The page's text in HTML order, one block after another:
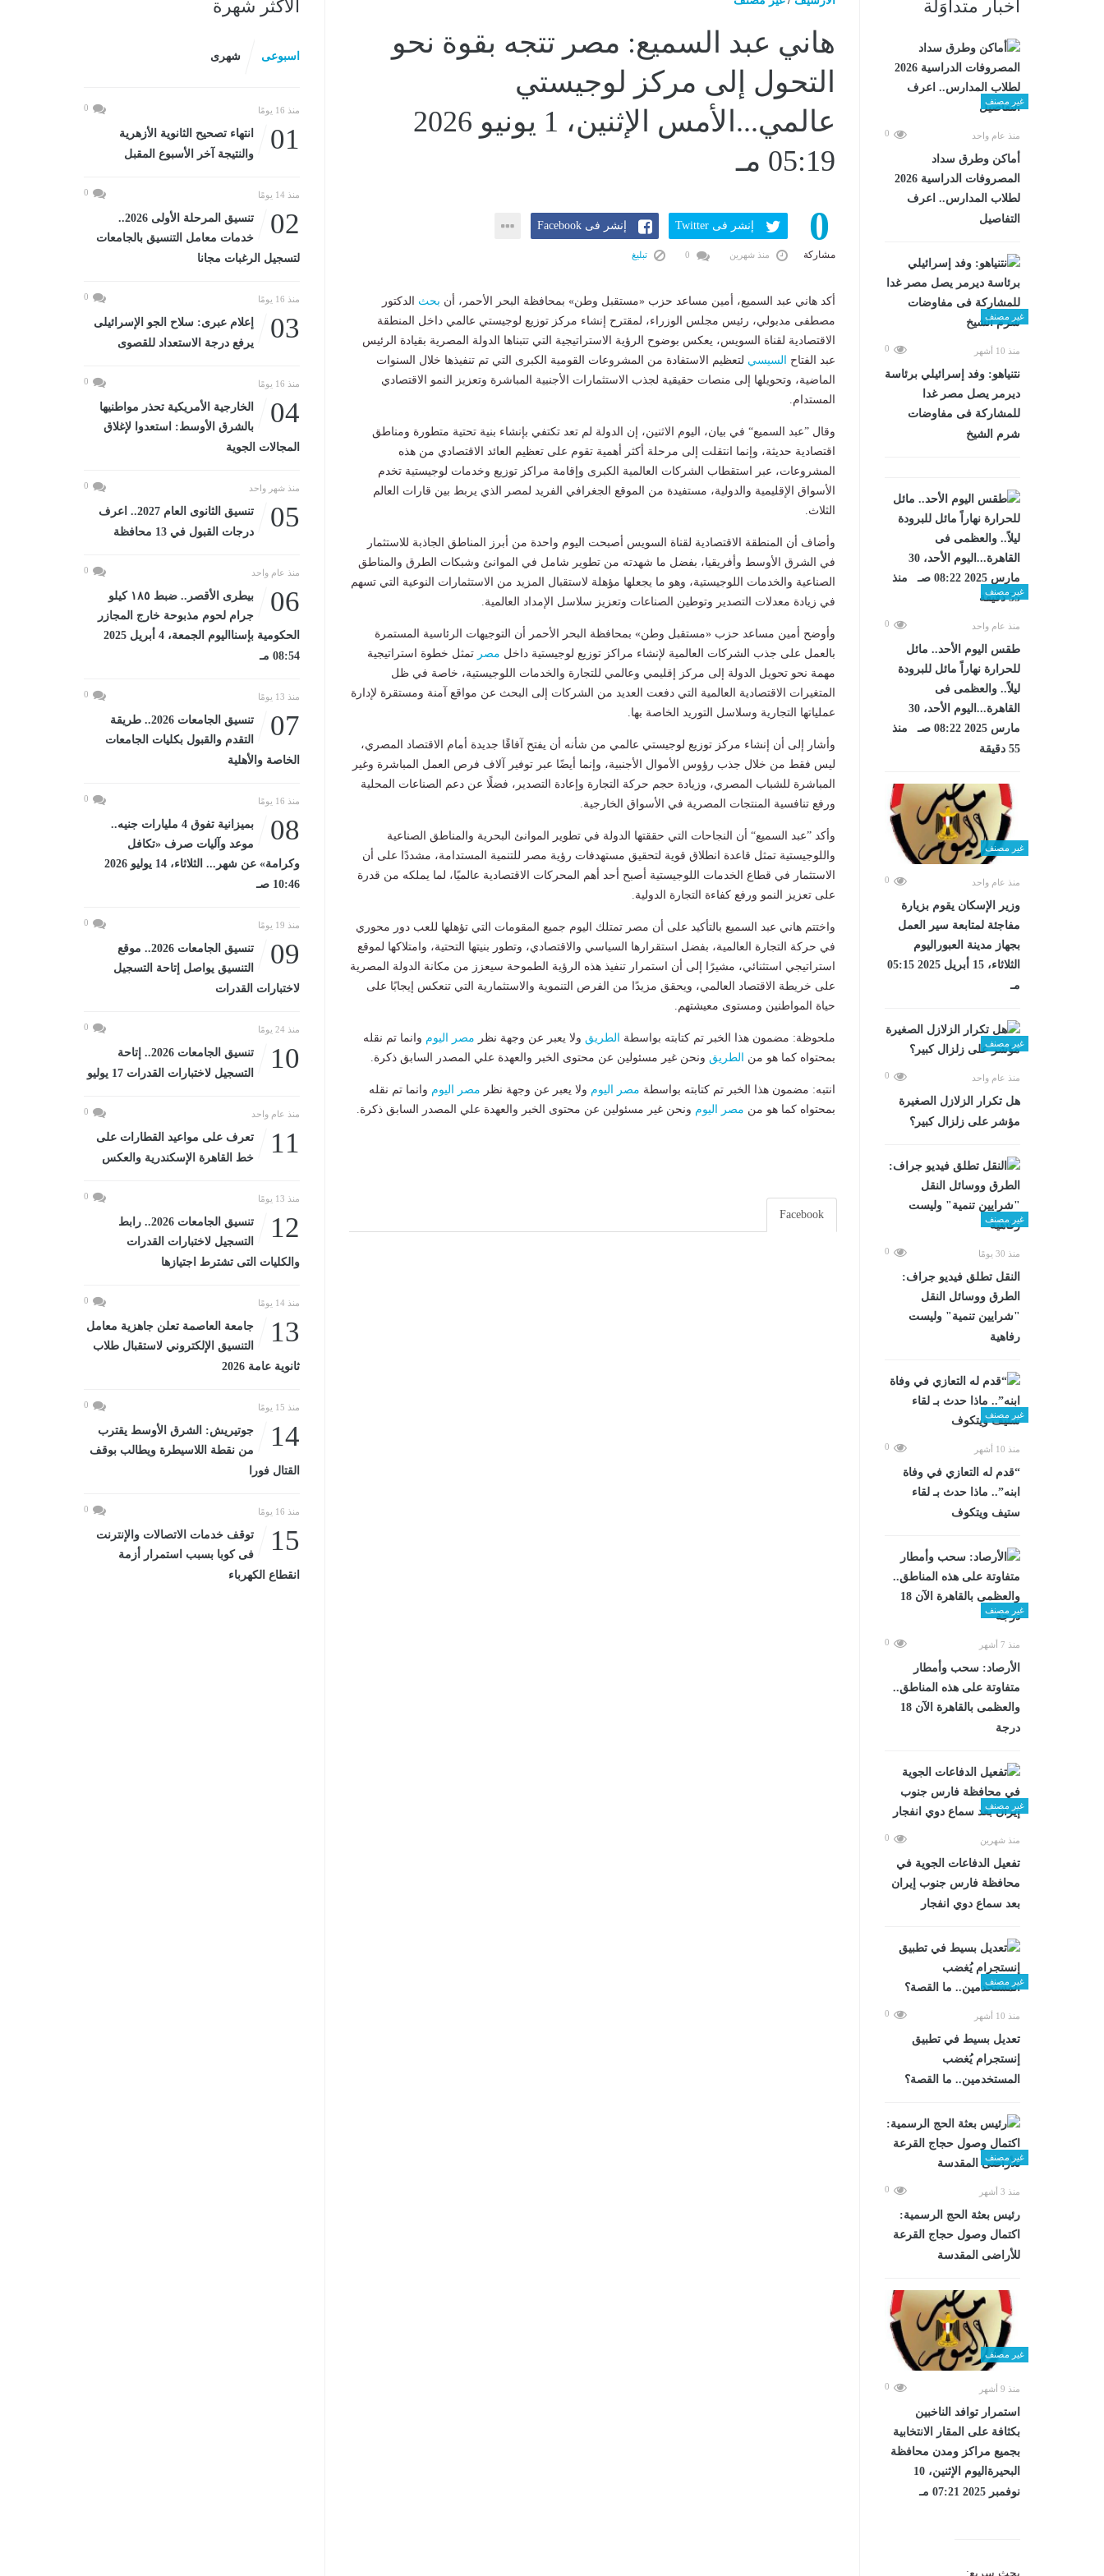
أخبار متداوَلة
غير مصنف
منذ عام واحد 0
أماكن وطرق سداد
المصروفات الدراسية 2026
لطلاب المدارس.. اعرف
التفاصيل
غير مصنف
منذ 10 أشهر 0
نتنياهو: وفد إسرائيلي برئاسة
ديرمر يصل مصر غدا
للمشاركة فى مفاوضات
شرم الشيخ
غير مصنف
منذ عام واحد 0
طقس اليوم الأحد.. مائل
للحرارة نهاراً مائل للبرودة
ليلاً.. والعظمى فى
القاهرة...اليوم الأحد، 30
مارس 2025 08:22 صـ منذ
55 دقيقة
غير مصنف
منذ عام واحد 0
وزير الإسكان يقوم بزيارة
مفاجئة لمتابعة سير العمل
بجهاز مدينة العبوراليوم
الثلاثاء، 15 أبريل 2025 05:15
مـ
غير مصنف
منذ عام واحد 0
هل تكرار الزلازل الصغيرة
مؤشر على زلزال كبير؟
غير مصنف
منذ 30 يومًا 0
​النقل تطلق فيديو جراف:
الطرق ووسائل النقل
"شرايين تنمية" وليست
رفاهية
غير مصنف
منذ 10 أشهر 0
“قدم له التعازي في وفاة
ابنه”.. ماذا حدث بـ لقاء
ستيف ويتكوف
غير مصنف
منذ 7 أشهر 0
الأرصاد: سحب وأمطار
متفاوتة على هذه المناطق..
والعظمى بالقاهرة الآن 18
درجة
غير مصنف
منذ شهرين 0
تفعيل الدفاعات الجوية في
محافظة فارس جنوب إيران
بعد سماع دوي انفجار
غير مصنف
منذ 10 أشهر 0
تعديل بسيط في تطبيق
إنستجرام يُغضب
المستخدمين.. ما القصة؟
غير مصنف
منذ 3 أشهر 0
رئيس بعثة الحج الرسمية:
اكتمال وصول حجاج القرعة
للأراضى المقدسة
غير مصنف
منذ 9 أشهر 0
استمرار توافد الناخبين
بكثافة على المقار الانتخابية
بجميع مراكز ومدن محافظة
البحيرةاليوم الإثنين، 10
نوفمبر 2025 07:21 مـ
بحث سريع:
هاني عبد السميع: مصر تتجه بقوة نحو
التحول إلى مركز لوجيستي
عالمي...الأمس الإثنين، 1 يونيو 2026
05:19 مـ
0
مشاركة
إنشر فى Twitter إنشر فى Facebook
منذ شهرين تبليغ
أكد هاني عبد السميع، أمين مساعد حزب «مستقبل وطن» بمحافظة البحر الأحمر، أن بحث الدكتور
مصطفى مدبولي، رئيس مجلس الوزراء، لمقترح إنشاء مركز توزيع لوجيستي عالمي داخل المنطقة
الاقتصادية لقناة السويس، يعكس بوضوح الرؤية الاستراتيجية التي تتبناها الدولة المصرية بقيادة الرئيس
عبد الفتاح
السيسي لتعظيم الاستفادة من المشروعات القومية الكبرى التي تم تنفيذها خلال السنوات
الماضية، وتحويلها إلى منصات حقيقية لجذب الاستثمارات الأجنبية المباشرة وتعزيز النمو الاقتصادي
المستدام.
وقال ”عبد السميع“ في بيان، اليوم الاثنين، إن الدولة لم تعد تكتفي بإنشاء بنية تحتية متطورة ومناطق
اقتصادية حديثة، وإنما انتقلت إلى مرحلة أكثر أهمية تقوم على تعظيم العائد الاقتصادي من هذه
المشروعات، عبر استقطاب الشركات العالمية الكبرى وإقامة مراكز توزيع وخدمات لوجيستية تخدم
الأسواق الإقليمية والدولية، مستفيدة من الموقع الجغرافي الفريد لمصر الذي يربط بين قارات العالم
الثلاث.
وأضاف أن المنطقة الاقتصادية لقناة السويس أصبحت اليوم واحدة من أبرز المناطق الجاذبة للاستثمار
في الشرق الأوسط وأفريقيا، بفضل ما شهدته من تطوير شامل في الموانئ وشبكات الطرق والمناطق
الصناعية والخدمات اللوجيستية، وهو ما يجعلها مؤهلة لاستقبال المزيد من الاستثمارات النوعية التي تسهم
في زيادة معدلات التصدير وتوطين الصناعات وتعزيز سلاسل الإمداد العالمية.
وأوضح أمين مساعد حزب «مستقبل وطن» بمحافظة البحر الأحمر أن التوجيهات الرئاسية المستمرة
بالعمل على جذب الشركات العالمية لإنشاء مراكز توزيع لوجيستية داخل مصر تمثل خطوة استراتيجية
مهمة نحو تحويل الدولة إلى مركز إقليمي وعالمي للتجارة والخدمات اللوجيستية، خاصة في ظل
المتغيرات الاقتصادية العالمية التي دفعت العديد من الشركات إلى البحث عن مواقع آمنة ومستقرة لإدارة
عملياتها التجارية وسلاسل التوريد الخاصة بها.
وأشار إلى أن إنشاء مركز توزيع لوجيستي عالمي من شأنه أن يفتح آفاقًا جديدة أمام الاقتصاد المصري،
ليس فقط من خلال جذب رؤوس الأموال الأجنبية، وإنما أيضًا عبر توفير آلاف فرص العمل المباشرة وغير
المباشرة للشباب المصري، وزيادة حجم حركة التجارة وإعادة التصدير، فضلًا عن دعم الصناعات المحلية
ورفع تنافسية المنتجات المصرية في الأسواق الخارجية.
وأكد ”عبد السميع“ أن النجاحات التي حققتها الدولة في تطوير الموانئ البحرية والمناطق الصناعية
واللوجيستية تمثل قاعدة انطلاق قوية لتحقيق مستهدفات رؤية مصر للتنمية المستدامة، مشددًا على أن
الاستثمار في قطاع الخدمات اللوجيستية أصبح أحد أهم المحركات الاقتصادية عالميًا، لما يملكه من قدرة
على تعزيز النمو ورفع كفاءة التجارة الدولية.
واختتم هاني عبد السميع بالتأكيد على أن مصر تمتلك اليوم جميع المقومات التي تؤهلها للعب دور محوري
في حركة التجارة العالمية، بفضل استقرارها السياسي والاقتصادي، وتطور بنيتها التحتية، وامتلاكها لموقع
استراتيجي استثنائي، مشيرًا إلى أن استمرار تنفيذ هذه الرؤية الطموحة سيعزز من مكانة الدولة المصرية
على خريطة الاقتصاد العالمي، ويحقق مزيدًا من الفرص التنموية والاستثمارية التي تنعكس إيجابًا على
حياة المواطنين ومستوى معيشتهم.
ملحوظة: مضمون هذا الخبر تم كتابته بواسطة الطريق ولا يعبر عن وجهة نظر مصر اليوم وانما تم نقله
بمحتواه كما هو من
الطريق ونحن غير مسئولين عن محتوى الخبر والعهدة علي المصدر السابق ذكرة.
انتبه: مضمون هذا الخبر تم كتابته بواسطة مصر اليوم ولا يعبر عن وجهة نظر مصر اليوم وانما تم نقله
بمحتواه كما هو من مصر اليوم ونحن غير مسئولين عن محتوى الخبر والعهدة علي المصدر السابق ذكرة.
Facebook
الأكثر شهرة
اسبوعى شهرى
منذ 16 يومًا 0
01
انتهاء تصحيح الثانوية الأزهرية
والنتيجة آخر الأسبوع المقبل
منذ 14 يومًا 0
02
تنسيق المرحلة الأولى 2026..
خدمات معامل التنسيق بالجامعات
لتسجيل الرغبات مجانا
منذ 16 يومًا 0
03
إعلام عبرى: سلاح الجو الإسرائيلى
يرفع درجة الاستعداد للقصوى
منذ 16 يومًا 0
04
الخارجية الأمريكية تحذر مواطنيها
بالشرق الأوسط: استعدوا لإغلاق
المجالات الجوية
منذ شهر واحد 0
05
تنسيق الثانوى العام 2027.. اعرف
درجات القبول في 13 محافظة
منذ عام واحد 0
06
بيطرى الأقصر.. ضبط ١٨٥ كيلو
جرام لحوم مذبوحة خارج المجازر
الحكومية بإسنااليوم الجمعة، 4 أبريل 2025
08:54 مـ
منذ 13 يومًا 0
07
تنسيق الجامعات 2026.. طريقة
التقدم والقبول بكليات الجامعات
الخاصة والأهلية
منذ 16 يومًا 0
08
بميزانية تفوق 4 مليارات جنيه..
موعد وآليات صرف «تكافل
وكرامة» عن شهر... الثلاثاء، 14 يوليو 2026
10:46 صـ
منذ 19 يومًا 0
09
تنسيق الجامعات 2026.. موقع
التنسيق يواصل إتاحة التسجيل
لاختبارات القدرات
منذ 24 يومًا 0
10
تنسيق الجامعات 2026.. إتاحة
التسجيل لاختبارات القدرات 17 يوليو
منذ عام واحد 0
11
تعرف على مواعيد القطارات على
خط القاهرة الإسكندرية والعكس
منذ 13 يومًا 0
12
تنسيق الجامعات 2026.. رابط
التسجيل لاختبارات القدرات
والكليات التى تشترط اجتيازها
منذ 14 يومًا 0
13
جامعة العاصمة تعلن جاهزية معامل
التنسيق الإلكتروني لاستقبال طلاب
ثانوية عامة 2026
منذ 15 يومًا 0
14
جوتيريش: الشرق الأوسط يقترب
من نقطة اللاسيطرة ويطالب بوقف
القتال فورا
منذ 16 يومًا 0
15
توقف خدمات الاتصالات والإنترنت
فى كوبا بسبب استمرار أزمة
انقطاع الكهرباء